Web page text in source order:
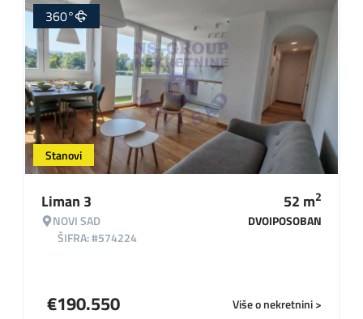
Stanovi
360°
Liman 3
NOVI SAD
ŠIFRA: #574224
52 m2
DVOIPOSOBAN
Više o nekretnini >
€190.550